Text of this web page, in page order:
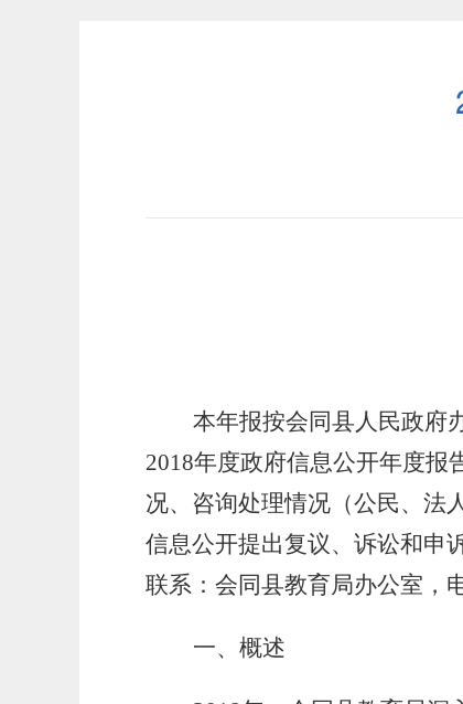
本年报按会同县人民政府
2018年度政府信息公开年度报
况、咨询处理情况（公民、法
信息公开提出复议、诉讼和申
联系：会同县教育局办公室，
一、概述